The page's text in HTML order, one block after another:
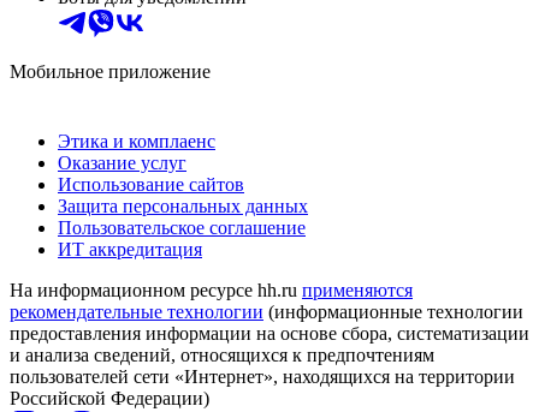
Мобильное приложение
Этика и комплаенс
Оказание услуг
Использование сайтов
Защита персональных данных
Пользовательское соглашение
ИТ аккредитация
На информационном ресурсе hh.ru применяются
рекомендательные технологии (информационные технологии
предоставления информации на основе сбора, систематизации
и анализа сведений, относящихся к предпочтениям
пользователей сети «Интернет», находящихся на территории
Российской Федерации)